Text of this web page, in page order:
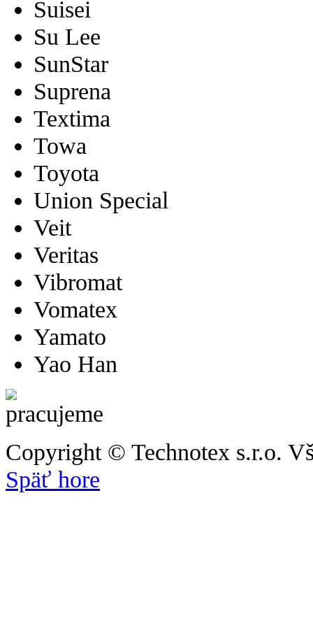
Suisei
Su Lee
SunStar
Suprena
Textima
Towa
Toyota
Union Special
Veit
Veritas
Vibromat
Vomatex
Yamato
Yao Han
Copyright © Technotex s.r.o.
Späť hore